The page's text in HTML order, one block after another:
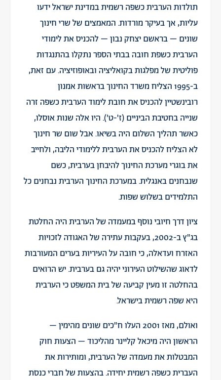
תולדות הערבית כשפה רשמית במדינת ישראל ידעו
עליות, אך בעיקר מורדות. המאמצים של שרי חינוך
שונים – בראשם יצחק נבון – להכניס את לימודי
הערבית כשפת חובה בבתי הספר נתקלו בהתנגדות
פוליטית של מפלגות בקואליציה ובאופוזיציה. עם זאת,
ב-1995 הצליח משרד החינוך בראשות אמנון
רובינשטיין להכניס את חובת לימוד הערבית כשפה זרה
שנייה בחטיבת הביניים (ז'-ט'). היו אלה שנות אוסלו,
כאשר תהליך השלום היה בשיאו. אבל שום שר חינוך
לא הצליח להכניס את הערבית ללימודי הליבה, ולחייב
את בוגרי מערכת החינוך להיבחן בערבית, כשם
שנבחנים באנגלית. במערכת החינוך הערבית נבחנים כל
התלמידים בשלוש שפות.
ציון דרך חיובי נוסף במעמדה של הערבית היה החלטת
בג"ץ ב-2002, בעקבות עתירה של האגודה לזכויות
האזרח ועדאלה, כי חובה על העיריות בערים המעורבות
לדאוג שהשילוט העירוני יהיה גם בערבית. יש הרואים
בהחלטה זו מעין קביעה של בית המשפט כי הערבית
היא שפה רשמית בישראל.
ואולם, מאז 2001 העלו ח"כים שונים מהימין –
הראשון היה מיכאל קליינר מהליכוד – הצעות חוק
המבטלות את מעמדה של הערבית, ומותירות את
העברית כשפה רשמית יחידה. בהצעות של חברי כנסת